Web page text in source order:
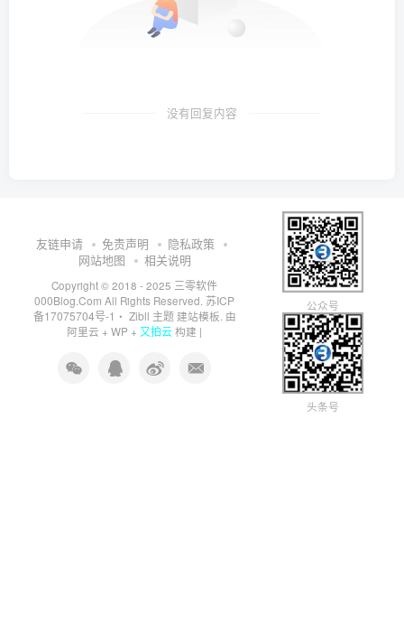
没有回复内容
友链申请 免责声明
隐私政策
网站地图
相关说明
Copyright © 2018 - 2025 三零软件
000Blog.Com All Rights Reserved. 苏ICP
备17075704号-1 ・ Zibll 主题建站模板. 由
阿里云 + WP + 又拍云构建 |
公众号
头条号